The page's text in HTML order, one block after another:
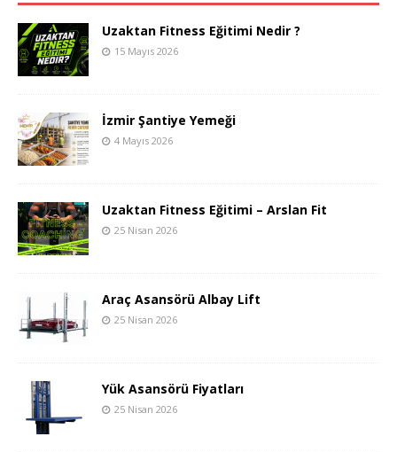
Uzaktan Fitness Eğitimi Nedir ?
15 Mayıs 2026
İzmir Şantiye Yemeği
4 Mayıs 2026
Uzaktan Fitness Eğitimi – Arslan Fit
25 Nisan 2026
Araç Asansörü Albay Lift
25 Nisan 2026
Yük Asansörü Fiyatları
25 Nisan 2026